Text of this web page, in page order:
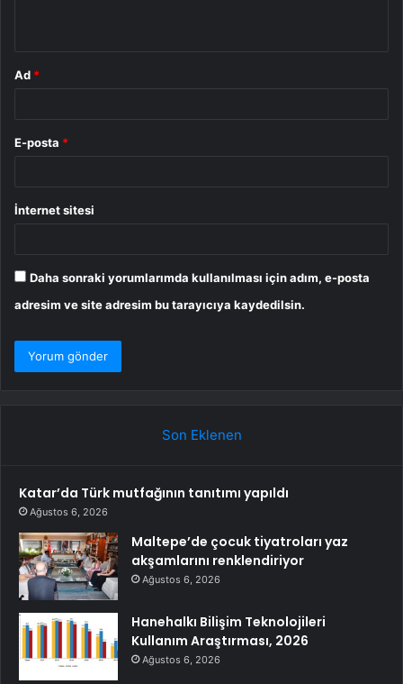
Ad *
E-posta *
İnternet sitesi
Daha sonraki yorumlarımda kullanılması için adım, e-posta
adresim ve site adresim bu tarayıcıya kaydedilsin.
Son Eklenen
Katar’da Türk mutfağının tanıtımı yapıldı
Ağustos 6, 2026
Maltepe’de çocuk tiyatroları yaz
akşamlarını renklendiriyor
Ağustos 6, 2026
Hanehalkı Bilişim Teknolojileri
Kullanım Araştırması, 2026
Ağustos 6, 2026